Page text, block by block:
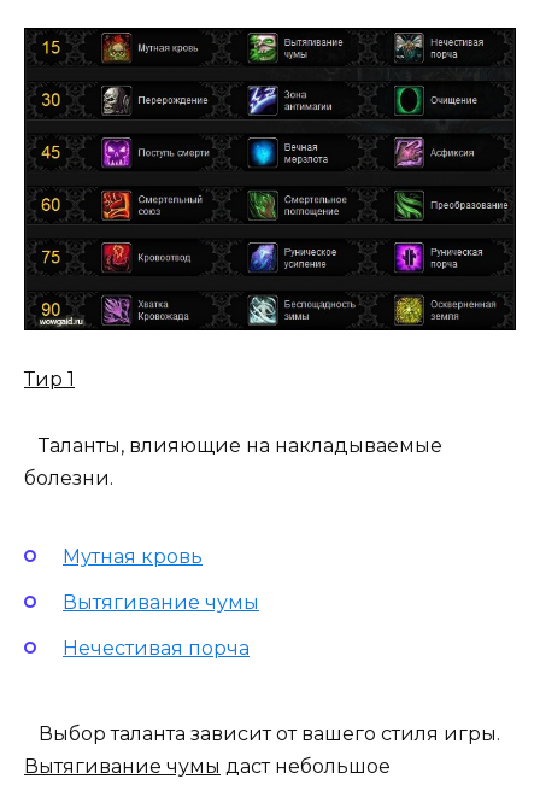
Тир 1
Таланты, влияющие на накладываемые
болезни.
Мутная кровь
Вытягивание чумы
Нечестивая порча
Выбор таланта зависит от вашего стиля игры.
Вытягивание чумы даст небольшое